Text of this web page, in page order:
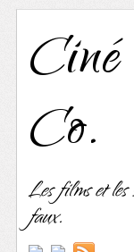
Co.
Les films et
faux.